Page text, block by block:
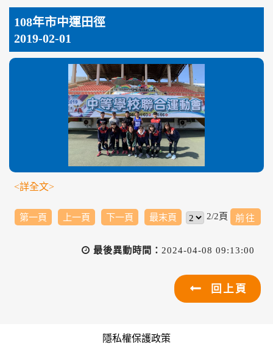
108年市中運田徑
2019-02-01
<詳全文>
第一頁 上一頁 下一頁 最末頁 2/2頁
最後異動時間： 2024-04-08 09:13:00
回上頁
隱私權保護政策